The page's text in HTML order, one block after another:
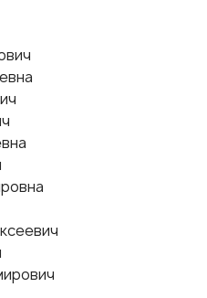
Владимирович